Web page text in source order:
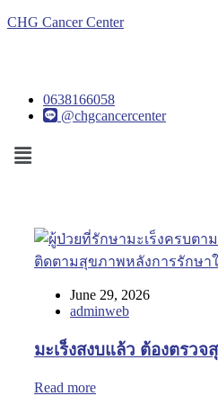
CHG Cancer Center
0638166058
@chgcancercenter
Menu
June 29, 2026
adminweb
มะเร็งสงบแล้ว ต้องตรวจ
Read more